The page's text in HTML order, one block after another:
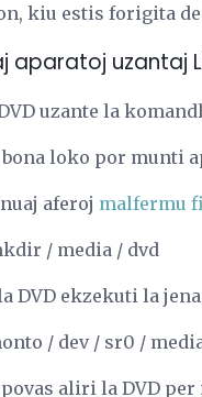
kiu estis forigita
aparatoj uzantaj
uzante la
loko por munti
aferoj malfermu
/ media / dvd
DVD ekzekuti la
/ dev / sr0 /
aliri la DVD